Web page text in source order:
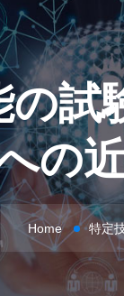
の試
の
Home 特定